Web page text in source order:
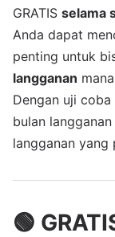
GRATIS selama
Anda dapat
penting untuk
langganan
Dengan uji
bulan
langganan yang
🟢